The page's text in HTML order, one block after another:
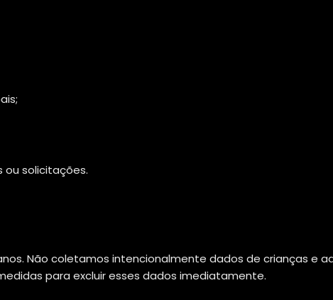
solicitações.
Não coletamos intencionalmente dados de crianças e
para excluir esses dados imediatamente.